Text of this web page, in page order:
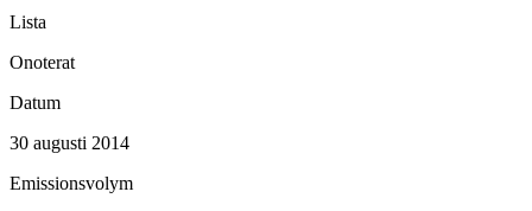
Lista
Onoterat
Datum
30 augusti 2014
Emissionsvolym